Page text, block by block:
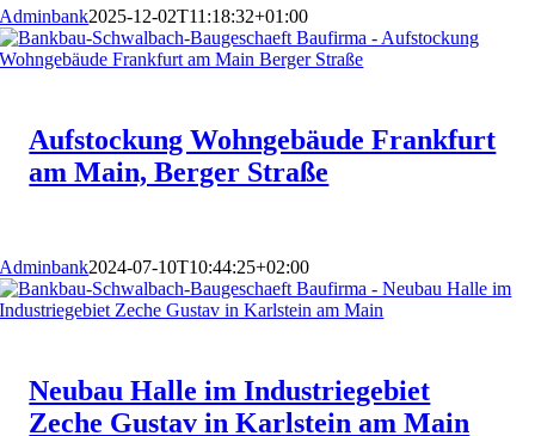
Adminbank2025-12-02T11:18:32+01:00
Aufstockung Wohngebäude Frankfurt
am Main, Berger Straße
Adminbank2024-07-10T10:44:25+02:00
Neubau Halle im Industriegebiet
Zeche Gustav in Karlstein am Main